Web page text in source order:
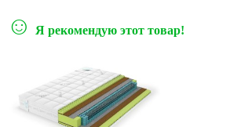
☺ Я рекомендую этот товар!